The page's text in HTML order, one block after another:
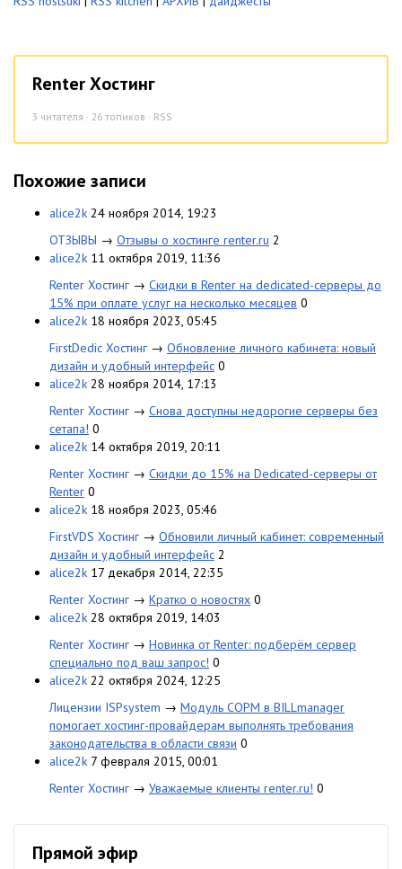
Renter Хостинг
3 читателя · 26 топиков · RSS
Похожие записи
alice2k 24 ноября 2014, 19:23
ОТЗЫВЫ → Отзывы о хостинге renter.ru 2
alice2k 11 октября 2019, 11:36
Renter Хостинг → Скидки в Renter на dedicated-серверы до
15% при оплате услуг на несколько месяцев 0
alice2k 18 ноября 2023, 05:45
FirstDedic Хостинг → Обновление личного кабинета: новый
дизайн и удобный интерфейс 0
alice2k 28 ноября 2014, 17:13
Renter Хостинг → Снова доступны недорогие серверы без
сетапа! 0
alice2k 14 октября 2019, 20:11
Renter Хостинг → Скидки до 15% на Dedicated-серверы от
Renter 0
alice2k 18 ноября 2023, 05:46
FirstVDS Хостинг → Обновили личный кабинет: современный
дизайн и удобный интерфейс 2
alice2k 17 декабря 2014, 22:35
Renter Хостинг → Кратко о новостях 0
alice2k 28 октября 2019, 14:03
Renter Хостинг → Новинка от Renter: подберём сервер
специально под ваш запрос! 0
alice2k 22 октября 2024, 12:25
Лицензии ISPsystem → Модуль СОРМ в BILLmanager
помогает хостинг-провайдерам выполнять требования
законодательства в области связи 0
alice2k 7 февраля 2015, 00:01
Renter Хостинг → Уважаемые клиенты renter.ru! 0
Прямой эфир